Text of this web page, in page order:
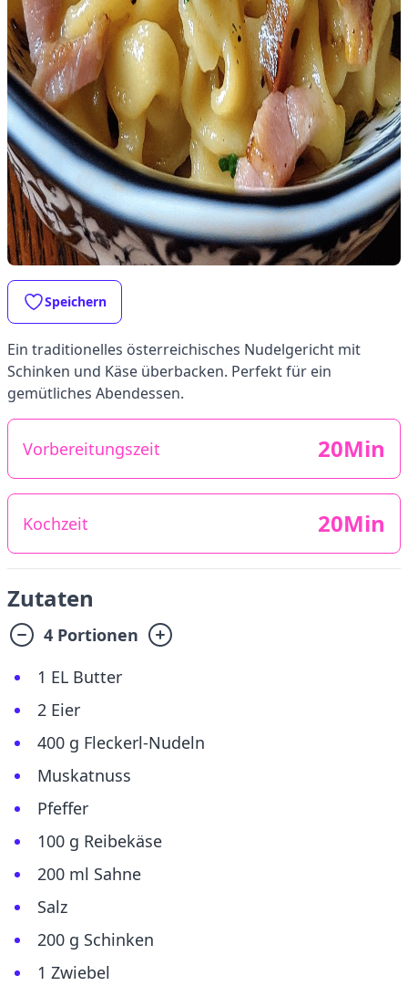
Speichern
Ein traditionelles österreichisches Nudelgericht mit
Schinken und Käse überbacken. Perfekt für ein
gemütliches Abendessen.
Vorbereitungszeit 20Min
Kochzeit 20Min
Zutaten
4 Portionen
1 EL Butter
2 Eier
400 g Fleckerl-Nudeln
Muskatnuss
Pfeffer
100 g Reibekäse
200 ml Sahne
Salz
200 g Schinken
1 Zwiebel